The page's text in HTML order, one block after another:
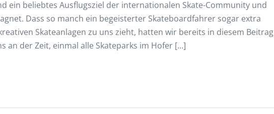
ein beliebtes Ausflugsziel der internationalen Skate-Community und
Dass so manch ein begeisterter Skateboardfahrer sogar extra
Skateanlagen zu uns zieht, hatten wir bereits in diesem Beitrag
an der Zeit, einmal alle Skateparks im Hofer […]